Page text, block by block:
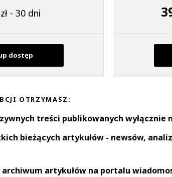
zł - 30 dni
dostęp
OTRZYMASZ:
treści publikowanych wyłącznie
bieżących artykułów - newsów,
archiwum artykułów na portalu